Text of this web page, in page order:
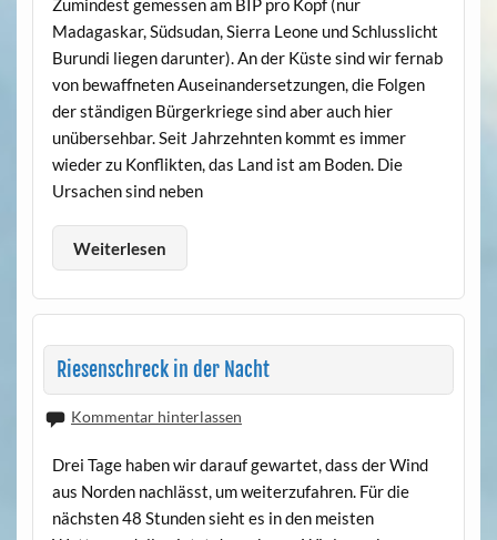
Zumindest gemessen am BIP pro Kopf (nur
Madagaskar, Südsudan, Sierra Leone und Schlusslicht
Burundi liegen darunter). An der Küste sind wir fernab
von bewaffneten Auseinandersetzungen, die Folgen
der ständigen Bürgerkriege sind aber auch hier
unübersehbar. Seit Jahrzehnten kommt es immer
wieder zu Konflikten, das Land ist am Boden. Die
Ursachen sind neben
Weiterlesen
Riesenschreck in der Nacht
Kommentar hinterlassen
Drei Tage haben wir darauf gewartet, dass der Wind
aus Norden nachlässt, um weiterzufahren. Für die
nächsten 48 Stunden sieht es in den meisten